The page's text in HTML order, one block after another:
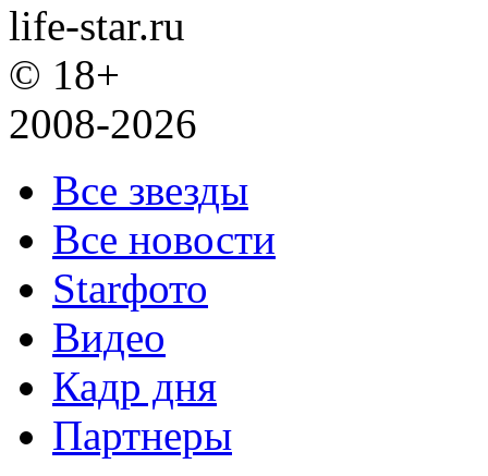
life-star.ru
© 18+
2008-2026
Все звезды
Все новости
Starфото
Видео
Кадр дня
Партнеры